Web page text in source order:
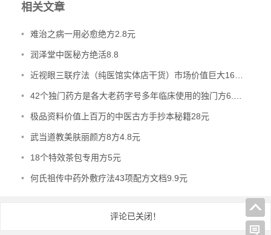
相关文章
• 难治之病一用必愈绝方2.8元
• 润泽堂中医秘方绝活8.8
• 近视眼三联疗法（纯医馆实体店干货）市场价值巨大16.8元
• 42个独门药方是各大老药字号多年临床使用的独门方6.8元
• 极品资料价值上百万的中医古方手抄本秘籍28元
• 武当道教美肤丽颜方8方4.8元
• 18个特效茶包专用方5元
• 何氏祖传中药外敷疗法43项配方文档9.9元
评论已关闭！